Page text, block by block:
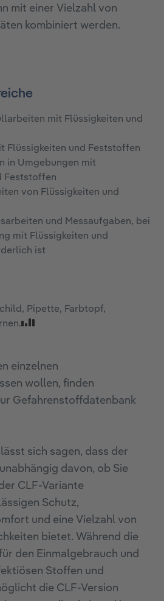
mit einer Vielzahl von
kombiniert werden.
mit Flüssigkeiten und
Flüssigkeiten und Feststoffen
in Umgebungen mit
Feststoffen
von Flüssigkeiten und
und Messaufgaben, bei
mit Flüssigkeiten und
ist
einzelnen
wollen, finden
Gefahrenstoffdatenbank
sich sagen, dass der
davon, ob Sie
CLF-Variante
Schutz,
und eine Vielzahl von
bietet. Während die
den Einmalgebrauch und
Stoffen und
die CLF-Version